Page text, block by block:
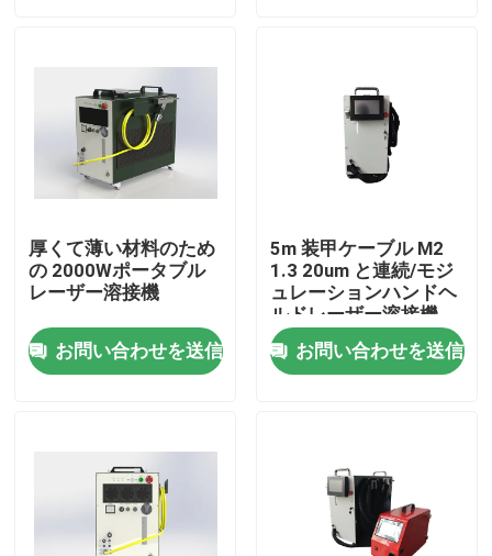
VRショー
私たちに関しては
工場見学
品質管理
引用を要求
グリーンファイバーレーザー
厚くて薄い材料のため
の 2000Wポータブル
レーザー溶接機
お問い合わせを送信
5m 装甲ケーブル M2
1.3 20um と連続/モジ
ュレーションハンドヘ
ルドレーザー溶接機
お問い合わせを送信